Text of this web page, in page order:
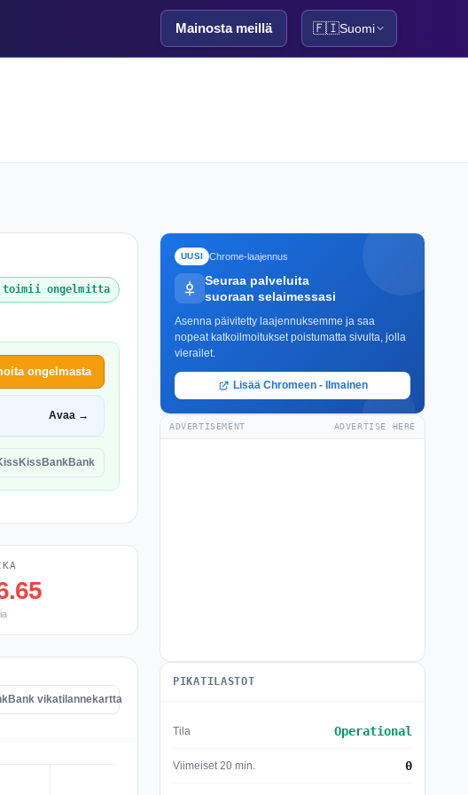
Mainosta meillä 🇫🇮Suomi
toimii ongelmitta
ongelmasta
Avaa →
vikatilannekartta
UUSI Chrome-laajennus
Seuraa palveluita
suoraan selaimessasi
Asenna päivitetty laajennuksemme ja saa
nopeat katkoilmoitukset poistumatta sivulta, jolla
vierailet.
Lisää Chromeen - Ilmainen
ADVERTISEMENT ADVERTISE HERE
PIKATILASTOT
Tila Operational
Viimeiset 20 min. 0